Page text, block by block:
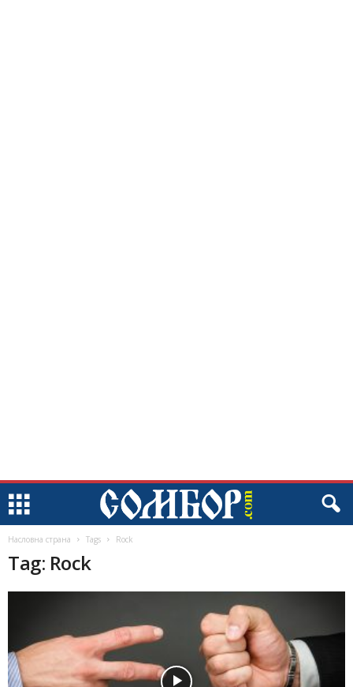
Насловна страна Tags Rock
Tag: Rock